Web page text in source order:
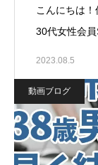
こんにちは！
30代女性会
2023.08.5
動画ブログ